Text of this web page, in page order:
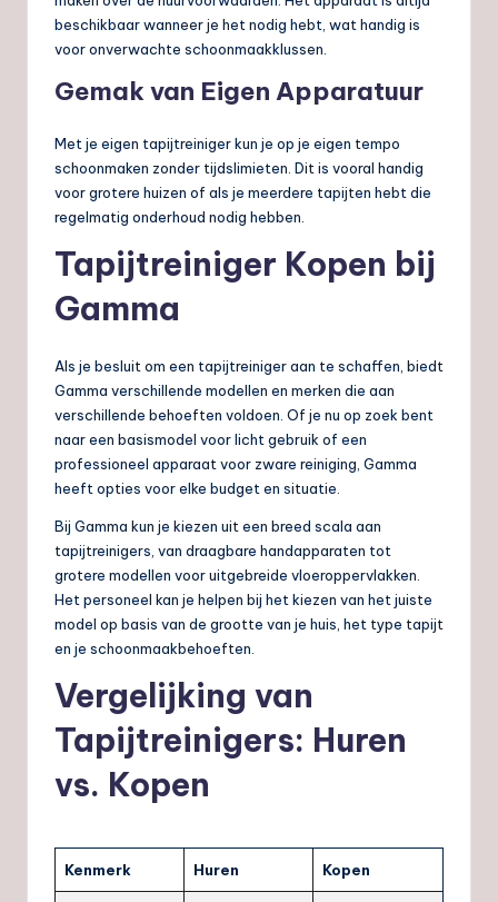
beschikbaar wanneer je het nodig hebt, wat handig is
voor onverwachte schoonmaakklussen.
Gemak van Eigen Apparatuur
Met je eigen tapijtreiniger kun je op je eigen tempo
schoonmaken zonder tijdslimieten. Dit is vooral handig
voor grotere huizen of als je meerdere tapijten hebt die
regelmatig onderhoud nodig hebben.
Tapijtreiniger Kopen bij
Gamma
Als je besluit om een tapijtreiniger aan te schaffen, biedt
Gamma verschillende modellen en merken die aan
verschillende behoeften voldoen. Of je nu op zoek bent
naar een basismodel voor licht gebruik of een
professioneel apparaat voor zware reiniging, Gamma
heeft opties voor elke budget en situatie.
Bij Gamma kun je kiezen uit een breed scala aan
tapijtreinigers, van draagbare handapparaten tot
grotere modellen voor uitgebreide vloeroppervlakken.
Het personeel kan je helpen bij het kiezen van het juiste
model op basis van de grootte van je huis, het type tapijt
en je schoonmaakbehoeften.
Vergelijking van
Tapijtreinigers: Huren
vs. Kopen
Kenmerk Huren Kopen